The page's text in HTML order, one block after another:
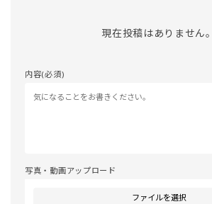
現在投稿はありません。
内容(必須)
写真・動画アップロード
ファイルを選択